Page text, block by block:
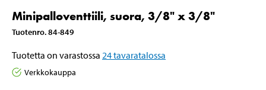
Minipalloventtiili, suora, 3/8" x 3/8"
Tuotenro.84-849
Tuotetta on varastossa 24tavaratalossa
Verkkokauppa